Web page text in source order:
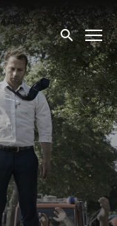
Wyszukaj